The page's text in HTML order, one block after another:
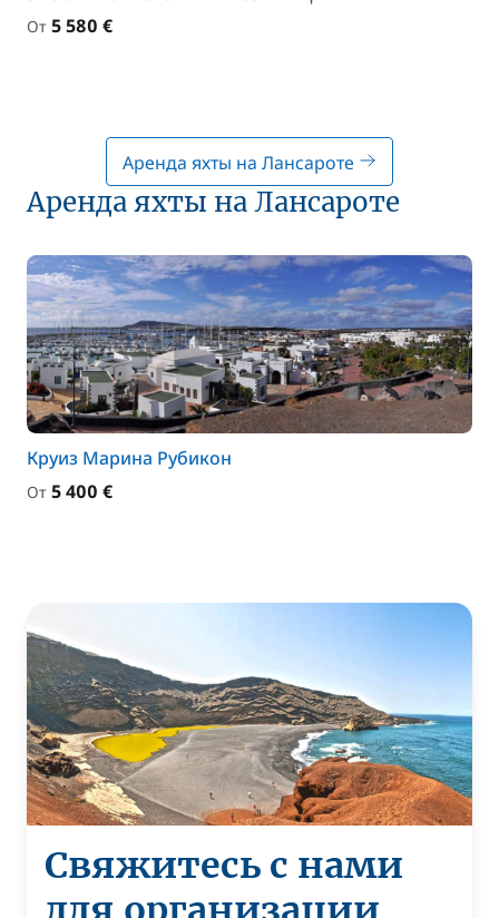
От 5 580 €
Аренда яхты на Лансароте
Аренда яхты на Лансароте
Круиз Марина Рубикон
От 5 400 €
Свяжитесь с нами